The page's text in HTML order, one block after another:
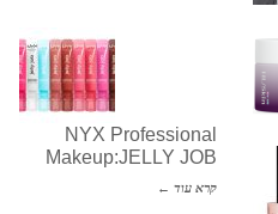
NYX Professional
Makeup:JELLY JOB
קרא עוד ←